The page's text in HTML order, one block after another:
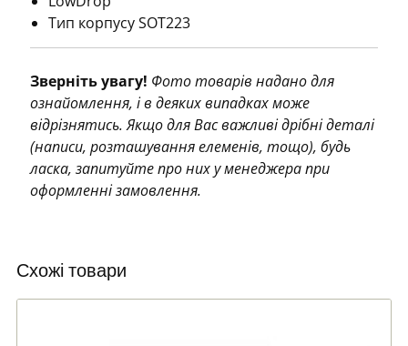
Тип корпусу SOT223
Зверніть увагу! Фото товарів надано для
ознайомлення, і в деяких випадках може
відрізнятись. Якщо для Вас важливі дрібні деталі
(написи, розташування елеменів, тощо), будь
ласка, запитуйте про них у менеджера при
оформленні замовлення.
Схожі товари